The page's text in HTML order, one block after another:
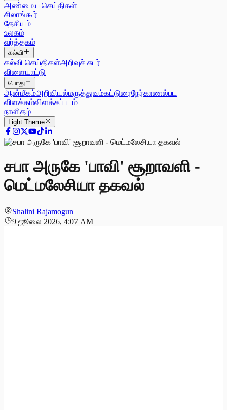
அண்மைய செய்திகள்
சிலாங்கூர்
தேசியம்
உலகம்
வர்த்தகம்
கல்வி
கல்வி செய்திகள்அறிவுச் சுடர்
விளையாட்டு
பொது
ஆன்மீகம்அறிவியல்மருத்துவம்கட்டுரைநேர்காணல்பட
விளக்கம்விளக்கப்படம்
நாளிதழ்
Light Theme
சபா அருகே 'பாவி' சூறாவளி -
மெட்மலேசியா தகவல்
Shalini Rajamogun
9 ஜூலை 2026, 4:07 AM